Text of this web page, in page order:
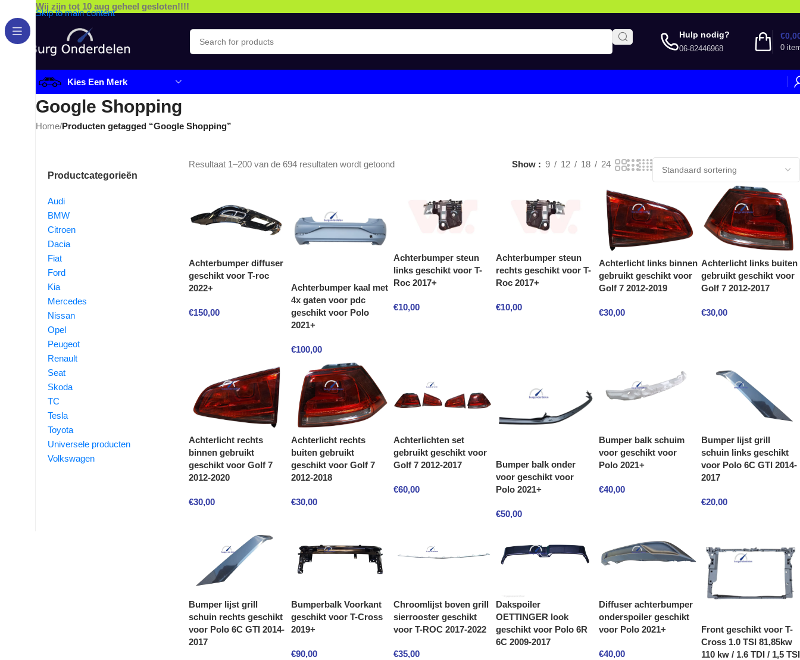
Skip to main content
Wij zijn tot 10 aug geheel gesloten!!!!
Hulp nodig?
06-82446968 0
€
Kies Een Merk
Google Shopping
Home/Producten getagged “Google Shopping”
Productcategorieën
Audi
BMW
Citroen
Dacia
Fiat
Ford
Kia
Mercedes
Nissan
Opel
Peugeot
Renault
Seat
Skoda
TC
Tesla
Toyota
Universele producten
Volkswagen
Resultaat 1–200 van de 694 resultaten wordt getoond Show 9 12 18 24
Achterbumper diffuser
geschikt voor T-roc
2022+
€150,00
Achterbumper kaal met
4x gaten voor pdc
geschikt voor Polo
2021+
€100,00
Achterbumper steun
links geschikt voor T-
Roc 2017+
€10,00
Achterbumper steun
rechts geschikt voor T-
Roc 2017+
€10,00
Achterlicht links binnen
gebruikt geschikt voor
Golf 7 2012-2019
€30,00
Achterlicht links buiten
gebruikt geschikt voor
Golf 7 2012-2017
€30,00
Achterlicht rechts
binnen gebruikt
geschikt voor Golf 7
2012-2020
€30,00
Achterlicht rechts
buiten gebruikt
geschikt voor Golf 7
2012-2018
€30,00
Achterlichten set
gebruikt geschikt voor
Golf 7 2012-2017
€60,00
Bumper balk onder
voor geschikt voor
Polo 2021+
€50,00
Bumper balk schuim
voor geschikt voor
Polo 2021+
€40,00
Bumper lijst grill
schuin links geschikt
voor Polo 6C GTI 2014-
2017
€20,00
Bumper lijst grill
schuin rechts geschikt
voor Polo 6C GTI 2014-
2017
Bumperbalk Voorkant
geschikt voor T-Cross
2019+
€90,00
Chroomlijst boven grill
sierrooster geschikt
voor T-ROC 2017-2022
€35,00
Dakspoiler
OETTINGER look
geschikt voor Polo 6R
6C 2009-2017
Diffuser achterbumper
onderspoiler geschikt
voor Polo 2021+
€40,00
Front geschikt voor T-
Cross 1.0 TSI 81,85kw
110 kw / 1.6 TDI / 1,5 TSI